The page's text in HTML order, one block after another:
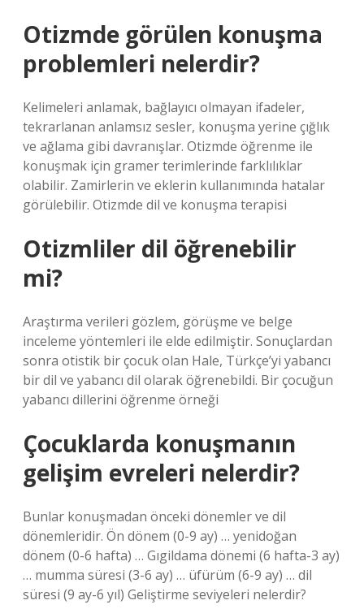
Otizmde görülen konuşma
problemleri nelerdir?
Kelimeleri anlamak, bağlayıcı olmayan ifadeler,
tekrarlanan anlamsız sesler, konuşma yerine çığlık
ve ağlama gibi davranışlar. Otizmde öğrenme ile
konuşmak için gramer terimlerinde farklılıklar
olabilir. Zamirlerin ve eklerin kullanımında hatalar
görülebilir. Otizmde dil ve konuşma terapisi
Otizmliler dil öğrenebilir
mi?
Araştırma verileri gözlem, görüşme ve belge
inceleme yöntemleri ile elde edilmiştir. Sonuçlardan
sonra otistik bir çocuk olan Hale, Türkçe’yi yabancı
bir dil ve yabancı dil olarak öğrenebildi. Bir çocuğun
yabancı dillerini öğrenme örneği
Çocuklarda konuşmanın
gelişim evreleri nelerdir?
Bunlar konuşmadan önceki dönemler ve dil
dönemleridir. Ön dönem (0-9 ay) … yenidoğan
dönem (0-6 hafta) … Gıgildama dönemi (6 hafta-3 ay)
… mumma süresi (3-6 ay) … üfürüm (6-9 ay) … dil
süresi (9 ay-6 yıl) Geliştirme seviyeleri nelerdir?